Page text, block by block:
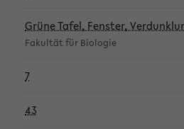
Grüne Tafel, Fenster,
Fakultät für Biologie
7
43